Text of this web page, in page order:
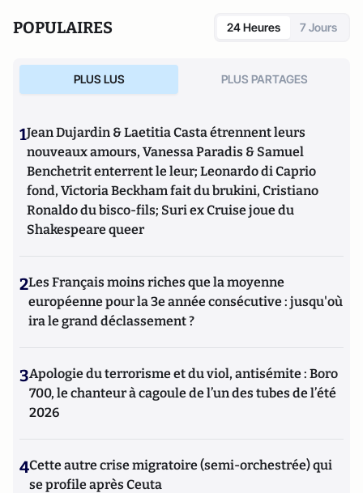
POPULAIRES 24 Heures 7 Jours
PLUS LUS PLUS PARTAGES
1Jean Dujardin & Laetitia Casta étrennent leurs
nouveaux amours, Vanessa Paradis & Samuel
Benchetrit enterrent le leur; Leonardo di Caprio
fond, Victoria Beckham fait du brukini, Cristiano
Ronaldo du bisco-fils; Suri ex Cruise joue du
Shakespeare queer
2Les Français moins riches que la moyenne
européenne pour la 3e année consécutive : jusqu'où
ira le grand déclassement ?
3Apologie du terrorisme et du viol, antisémite : Boro
700, le chanteur à cagoule de l’un des tubes de l’été
2026
4Cette autre crise migratoire (semi-orchestrée) qui
se profile après Ceuta